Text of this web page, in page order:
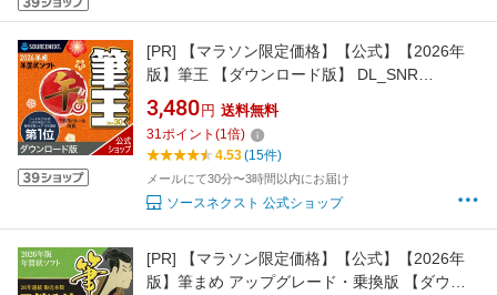
[PR]
【マラソン限定価格】【公式】【2026年
版】筆王 【ダウンロード版】 DL_SNR
[Windows用][はがき・住所録ソフト] 年賀状ソ
フト はがきソフト 年賀状作成 喪中はがき
作成 ソースネクスト 年賀状 2026年
3,480 円 送料無料
31ポイント (1倍)
4.53(15件)
メールにて30分〜3時間以内にお届け
ソースネクスト 公式ショップ
[PR]
【マラソン限定価格】【公式】【2026年
版】筆まめ アップグレード・乗換版 【ダウン